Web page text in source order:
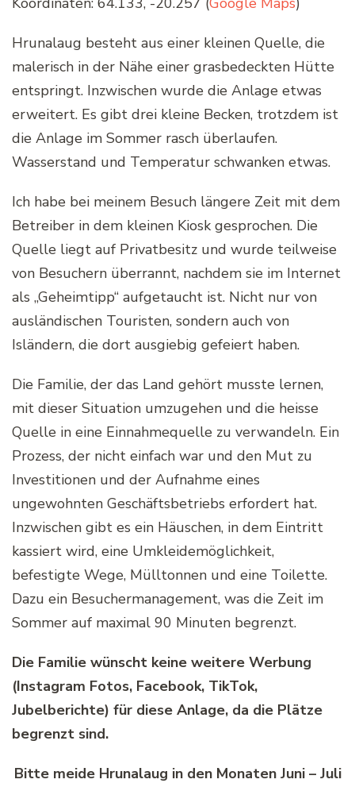
Hrunalaug besteht aus einer kleinen Quelle, die
malerisch in der Nähe einer grasbedeckten Hütte
entspringt. Inzwischen wurde die Anlage etwas
erweitert. Es gibt drei kleine Becken, trotzdem ist
die Anlage im Sommer rasch überlaufen.
Wasserstand und Temperatur schwanken etwas.
Ich habe bei meinem Besuch längere Zeit mit dem
Betreiber in dem kleinen Kiosk gesprochen. Die
Quelle liegt auf Privatbesitz und wurde teilweise
von Besuchern überrannt, nachdem sie im Internet
als „Geheimtipp“ aufgetaucht ist. Nicht nur von
ausländischen Touristen, sondern auch von
Isländern, die dort ausgiebig gefeiert haben.
Die Familie, der das Land gehört musste lernen,
mit dieser Situation umzugehen und die heisse
Quelle in eine Einnahmequelle zu verwandeln. Ein
Prozess, der nicht einfach war und den Mut zu
Investitionen und der Aufnahme eines
ungewohnten Geschäftsbetriebs erfordert hat.
Inzwischen gibt es ein Häuschen, in dem Eintritt
kassiert wird, eine Umkleidemöglichkeit,
befestigte Wege, Mülltonnen und eine Toilette.
Dazu ein Besuchermanagement, was die Zeit im
Sommer auf maximal 90 Minuten begrenzt.
Die Familie wünscht keine weitere Werbung
(Instagram Fotos, Facebook, TikTok,
Jubelberichte) für diese Anlage, da die Plätze
begrenzt sind.
Bitte meide Hrunalaug in den Monaten Juni – Juli